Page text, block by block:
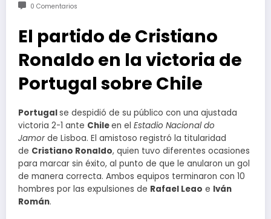
0 Comentarios
El partido de Cristiano
Ronaldo en la victoria de
Portugal sobre Chile
Portugalse despidió de su público con una ajustada
victoria 2-1 ante Chileen el Estadio Nacional do
Jamorde Lisboa. El amistoso registró la titularidad
de Cristiano Ronaldo, quien tuvo diferentes ocasiones
para marcar sin éxito, al punto de que le anularon un gol
de manera correcta. Ambos equipos terminaron con 10
hombres por las expulsiones de Rafael Leao e Iván
Román.